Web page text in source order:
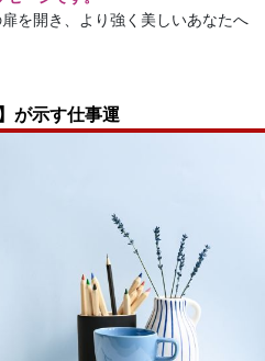
を開き、より強く美しいあなたへ
が示す仕事運